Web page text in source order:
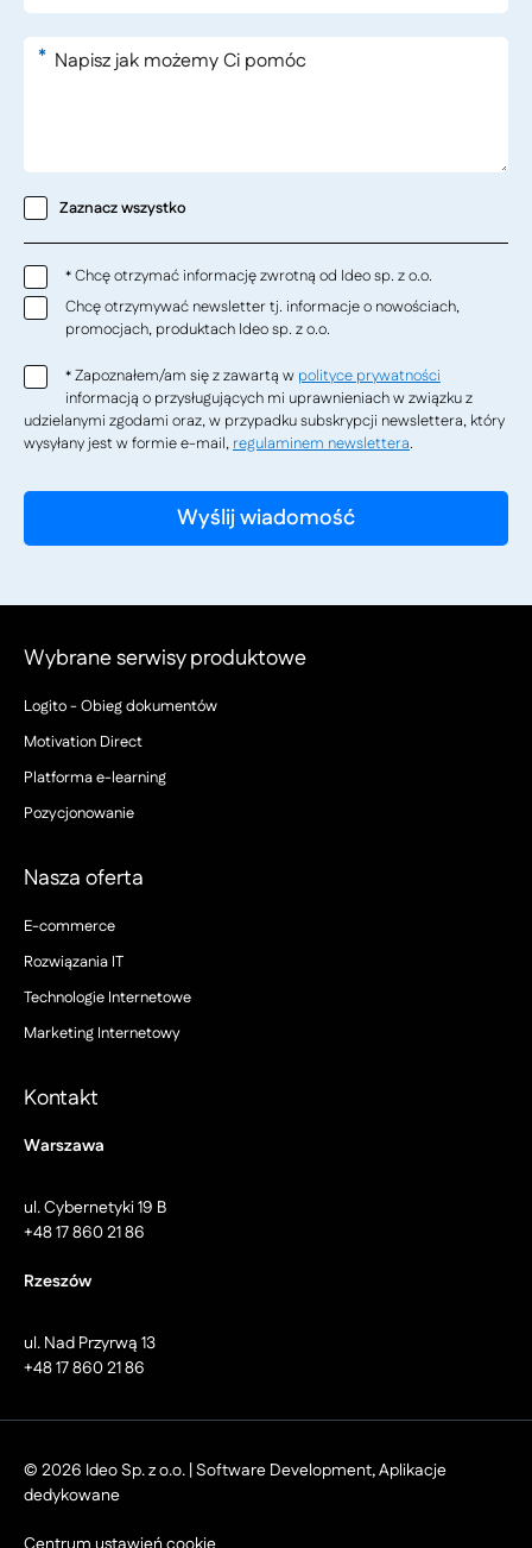
*
Zaznacz wszystko
*Chcę otrzymać informację zwrotną od Ideo sp. z o.o.
Chcę otrzymywać newsletter tj. informacje o nowościach,
promocjach, produktach Ideo sp. z o.o.
*Zapoznałem/am się z zawartą w polityce prywatności
informacją o przysługujących mi uprawnieniach w związku z
udzielanymi zgodami oraz, w przypadku subskrypcji newslettera, który
wysyłany jest w formie e-mail, regulaminem newslettera.
Wybrane serwisy produktowe
Logito - Obieg dokumentów
Motivation Direct
Platforma e-learning
Pozycjonowanie
Nasza oferta
E-commerce
Rozwiązania IT
Technologie Internetowe
Marketing Internetowy
Kontakt
Warszawa
ul. Cybernetyki 19 B
+48 17 860 21 86
Rzeszów
ul. Nad Przyrwą 13
+48 17 860 21 86
© 2026 Ideo Sp. z o.o. | Software Development, Aplikacje
dedykowane